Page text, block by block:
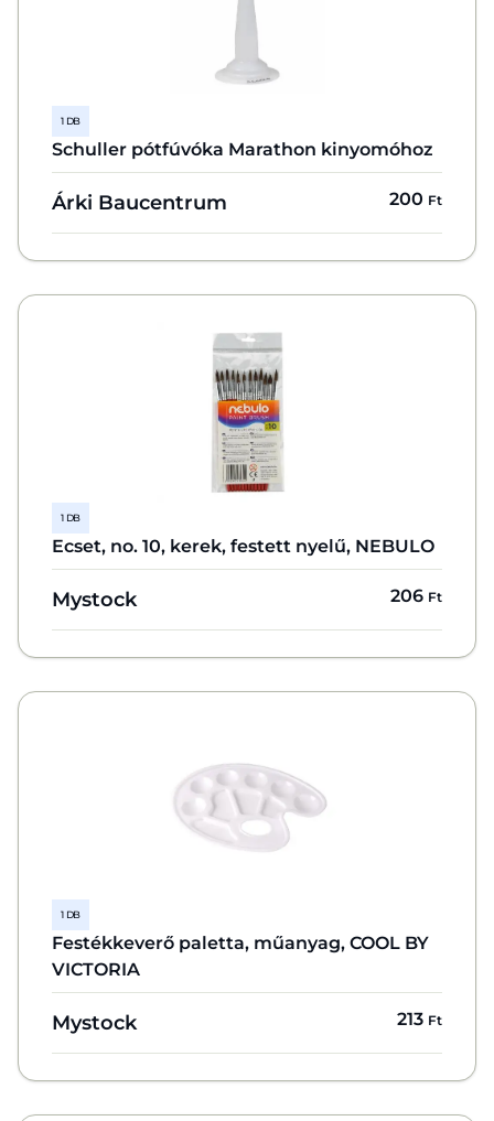
1 DB
Schuller pótfúvóka Marathon kinyomóhoz
Árki Baucentrum 200 Ft
1 DB
Ecset, no. 10, kerek, festett nyelű, NEBULO
Mystock 206 Ft
1 DB
Festékkeverő paletta, műanyag, COOL BY
VICTORIA
Mystock 213 Ft